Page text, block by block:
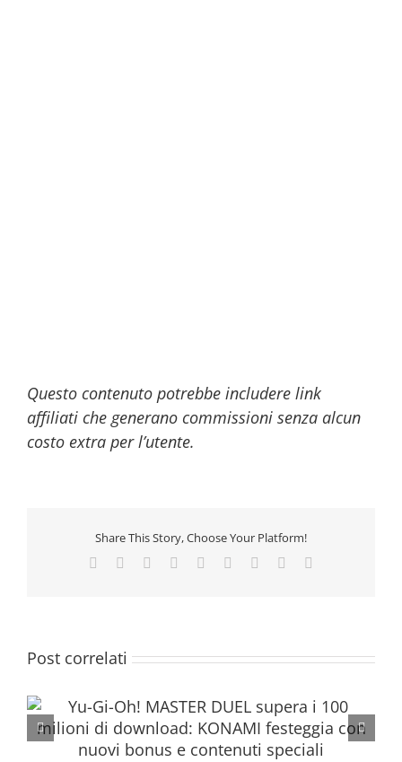
Questo contenuto potrebbe includere link
affiliati che generano commissioni senza alcun
costo extra per l’utente.
Share This Story, Choose Your Platform!
Facebook
TwitterReddit LinkedInWhatsApp
TumblrPinterest
Post correlati